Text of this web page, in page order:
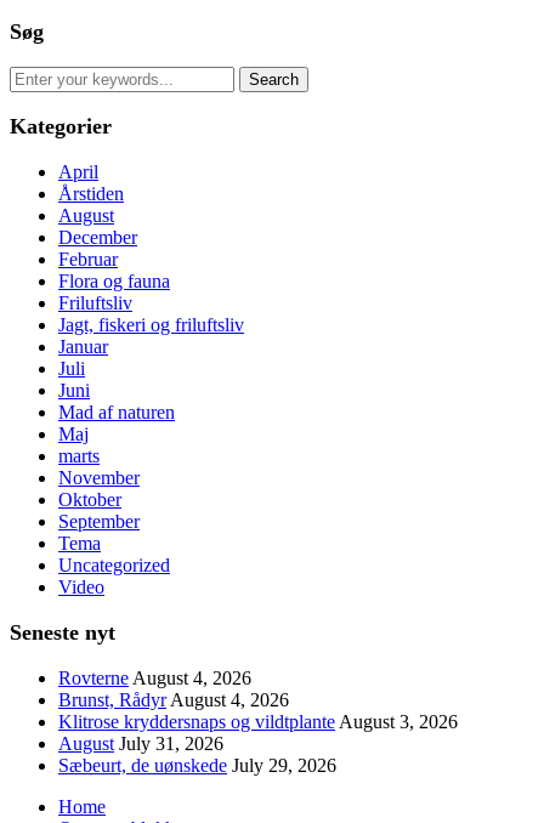
Søg
Search
for:
Kategorier
April
Årstiden
August
December
Februar
Flora og fauna
Friluftsliv
Jagt, fiskeri og friluftsliv
Januar
Juli
Juni
Mad af naturen
Maj
marts
November
Oktober
September
Tema
Uncategorized
Video
Seneste nyt
Rovterne August 4, 2026
Brunst, Rådyr August 4, 2026
Klitrose kryddersnaps og vildtplante August 3, 2026
August July 31, 2026
Sæbeurt, de uønskede July 29, 2026
Home